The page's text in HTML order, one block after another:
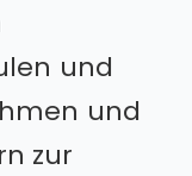
und
und
zur